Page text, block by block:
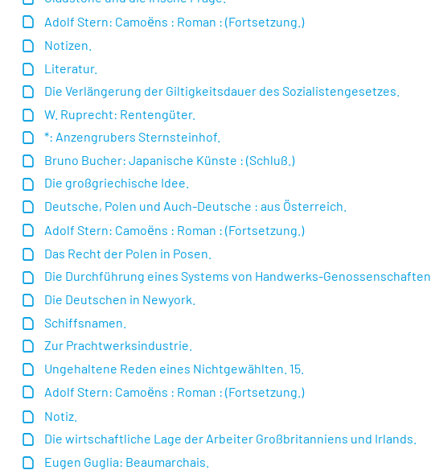
Adolf Stern: Camoёns : Roman : (Fortsetzung.)
Notizen.
Literatur.
Die Verlängerung der Giltigkeitsdauer des Sozialistengesetzes.
W. Ruprecht: Rentengüter.
*: Anzengrubers Sternsteinhof.
Bruno Bucher: Japanische Künste : (Schluß.)
Die großgriechische Idee.
Deutsche, Polen und Auch-Deutsche : aus Österreich.
Adolf Stern: Camoёns : Roman : (Fortsetzung.)
Das Recht der Polen in Posen.
Die Durchführung eines Systems von Handwerks-Genossenschaften.
Die Deutschen in Newyork.
Schiffsnamen.
Zur Prachtwerksindustrie.
Ungehaltene Reden eines Nichtgewählten. 15.
Adolf Stern: Camoёns : Roman : (Fortsetzung.)
Notiz.
Die wirtschaftliche Lage der Arbeiter Großbritanniens und Irlands.
Eugen Guglia: Beaumarchais.